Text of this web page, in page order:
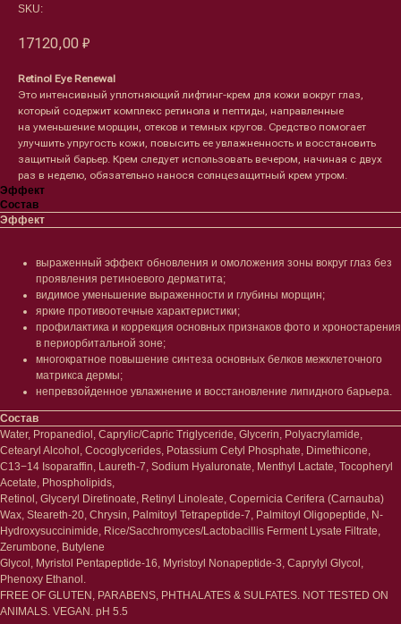
SKU:
17120,00 ₽
Retinol Eye Renewal
Это интенсивный уплотняющий лифтинг-крем для кожи вокруг глаз,
который содержит комплекс ретинола и пептиды, направленные
на уменьшение морщин, отеков и темных кругов. Средство помогает
улучшить упругость кожи, повысить ее увлажненность и восстановить
защитный барьер. Крем следует использовать вечером, начиная с двух
раз в неделю, обязательно нанося солнцезащитный крем утром.
Эффект
Состав
Эффект
выраженный эффект обновления и омоложения зоны вокруг глаз без
проявления ретиноевого дерматита;
видимое уменьшение выраженности и глубины морщин;
яркие противоотечные характеристики;
профилактика и коррекция основных признаков фото и хроностарения
в периорбитальной зоне;
многократное повышение синтеза основных белков межклеточного
матрикса дермы;
непревзойденное увлажнение и восстановление липидного барьера.
Состав
Water, Propanediol, Caprylic/Capric Triglyceride, Glycerin, Polyacrylamide,
Cetearyl Alcohol, Cocoglycerides, Potassium Cetyl Phosphate, Dimethicone,
C13−14 Isoparaffin, Laureth-7, Sodium Hyaluronate, Menthyl Lactate, Tocopheryl
Acetate, Phospholipids,
Retinol, Glyceryl Diretinoate, Retinyl Linoleate, Copernicia Cerifera (Carnauba)
Wax, Steareth-20, Chrysin, Palmitoyl Tetrapeptide-7, Palmitoyl Oligopeptide, N-
Hydroxysuccinimide, Rice/Sacchromyces/Lactobacillis Ferment Lysate Filtrate,
Zerumbone, Butylene
Glycol, Myristol Pentapeptide-16, Myristoyl Nonapeptide-3, Caprylyl Glycol,
Phenoxy Ethanol.
FREE OF GLUTEN, PARABENS, PHTHALATES & SULFATES. NOT TESTED ON
ANIMALS. VEGAN. pH 5.5
Тело
Проблемы
Кремы
Шея и зона декольте
Уход за ногами
Средства для ванны
Гаджеты
Сертификаты
Наборы
Лицо
Проблемы
Очищение
Ретинол
Тонизация
Восстановление
Маски и патчи
Уход за губами
Декоротивная косметика
Волосы
Проблемы
Шампуни
Кондиционеры/бальзамы
Маски/скрабы
Сыворотки/лосьоны
Спреи